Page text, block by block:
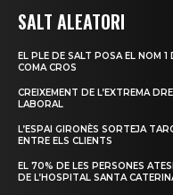
SALT ALEATORI
EL PLE DE SALT POSA EL NOM
COMA CROS
CREIXEMENT DE L’EXTREMA
LABORAL
L’ESPAI GIRONÈS SORTEJA
ENTRE ELS CLIENTS
EL 70% DE LES PERSONES
DE L’HOSPITAL SANTA